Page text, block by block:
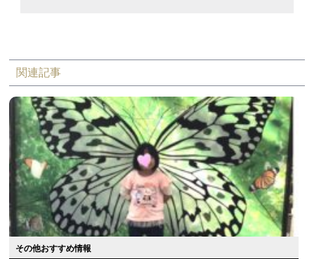
関連記事
その他おすすめ情報